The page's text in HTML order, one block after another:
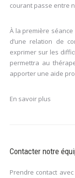
courant passe entre
À la première
d’une relation de
exprimer sur les
permettra au
apporter une aide
En savoir plus
Contacter notre
Prendre contact